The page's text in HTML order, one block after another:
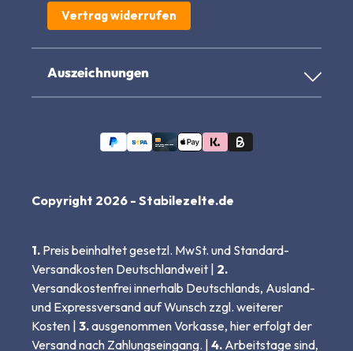
Vertrag widerrufen
Auszeichnungen
Copyright 2026 - Stabilezelte.de
1. Preis beinhaltet gesetzl. MwSt. und Standard-
Versandkosten Deutschlandweit | 2.
Versandkostenfrei innerhalb Deutschlands, Ausland-
und Expressversand auf Wunsch zzgl. weiterer
Kosten | 3.ausgenommen Vorkasse, hier erfolgt der
Versand nach Zahlungseingang. | 4. Arbeitstage sind,